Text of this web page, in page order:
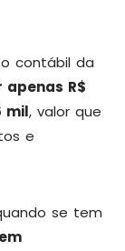
contábil da
R$
mil, valor que
e
se tem